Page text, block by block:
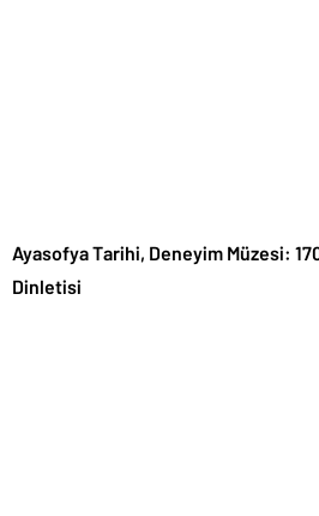
Ayasofya Tarihi, Deneyim Müzesi:
Dinletisi